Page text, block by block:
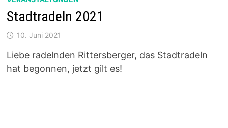
Stadtradeln 2021
10. Juni 2021
Liebe radelnden Rittersberger, das Stadtradeln
hat begonnen, jetzt gilt es!